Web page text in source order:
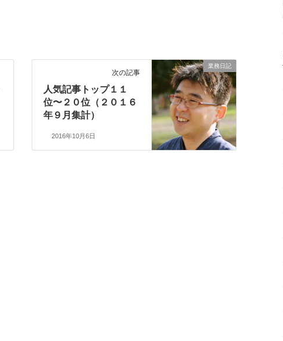
業務日記
次の記事
人気記事トップ１１
位〜２０位（２０１６
年９月集計）
2016年10月6日